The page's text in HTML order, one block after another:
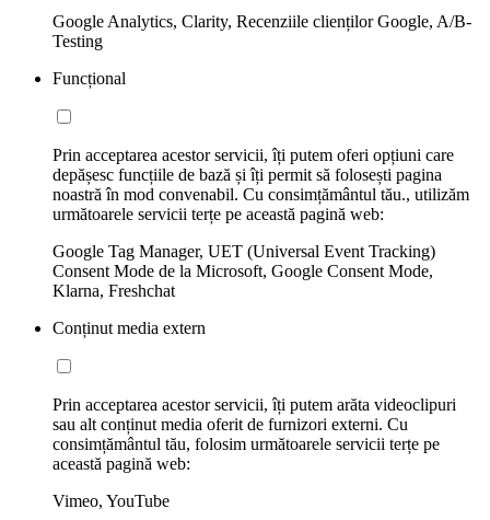
Google Analytics, Clarity, Recenziile clienților Google, A/B-
Testing
Funcțional
Prin acceptarea acestor servicii, îți putem oferi opțiuni care
depășesc funcțiile de bază și îți permit să folosești pagina
noastră în mod convenabil. Cu consimțământul tău., utilizăm
următoarele servicii terțe pe această pagină web:
Google Tag Manager, UET (Universal Event Tracking)
Consent Mode de la Microsoft, Google Consent Mode,
Klarna, Freshchat
Conținut media extern
Prin acceptarea acestor servicii, îți putem arăta videoclipuri
sau alt conținut media oferit de furnizori externi. Cu
consimțământul tău, folosim următoarele servicii terțe pe
această pagină web:
Vimeo, YouTube